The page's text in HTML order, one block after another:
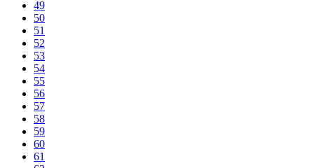
49
50
51
52
53
54
55
56
57
58
59
60
61